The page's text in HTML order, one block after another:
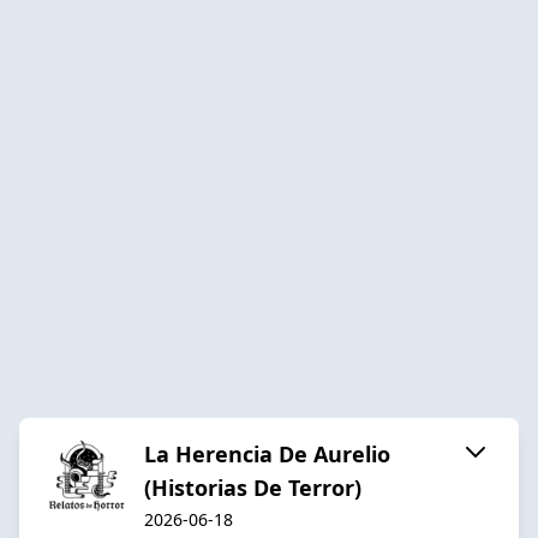
La Herencia De Aurelio
(Historias De Terror)
2026-06-18